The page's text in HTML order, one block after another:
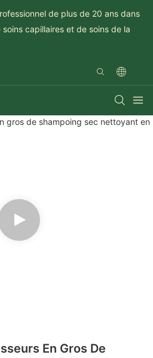
de plus de 20 ans dans
capillaires et de soins de la
En Gros De